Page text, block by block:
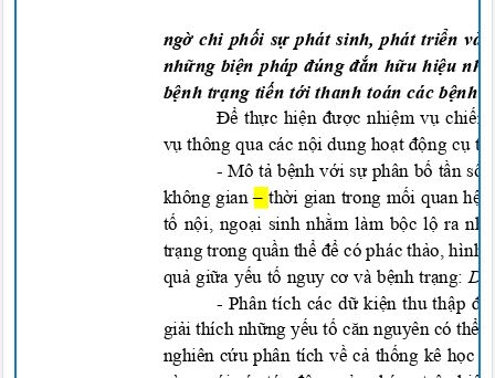
ngờ chi phối sự phát sinh, phát triển
những biện pháp đúng đắn hữu hiệu
bệnh trạng tiến tới thanh toán các bệnh
Để thực hiện được nhiệm vụ
vụ thông qua các nội dung hoạt động cụ
-Mô tả bệnh với sự phân bố tần
không gian– thời gian trong mối quan hệ
tố nội, ngoại sinh nhằm làm bộc lộ ra
trạng trong quần thể để có phác thảo,
quả giữa yếu tố nguy cơ và bệnh trạng:
- Phân tích các dữ kiện thu thập
giải thích những yếu tố căn nguyên có
nghiên cứu phân tích về cả thống kê học